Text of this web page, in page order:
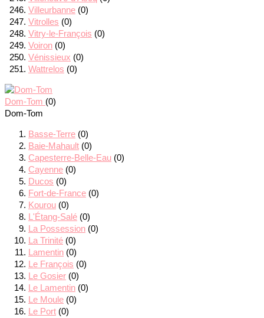
Villeurbanne (0)
Vitrolles (0)
Vitry-le-François (0)
Voiron (0)
Vénissieux (0)
Wattrelos (0)
Dom-Tom (0)
Dom-Tom
Basse-Terre (0)
Baie-Mahault (0)
Capesterre-Belle-Eau (0)
Cayenne (0)
Ducos (0)
Fort-de-France (0)
Kourou (0)
L'Étang-Salé (0)
La Possession (0)
La Trinité (0)
Lamentin (0)
Le François (0)
Le Gosier (0)
Le Lamentin (0)
Le Moule (0)
Le Port (0)